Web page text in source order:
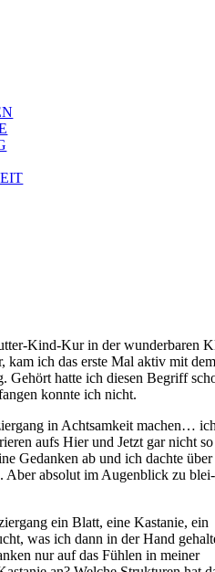
Kind-Kur in der wun­der­ba­ren
kam ich das ers­te Mal aktiv mit
Gehört hat­te ich die­sen Begriff
konn­te ich nicht.
in Acht­sam­keit machen…
aufs Hier und Jetzt gar nicht so
Gedan­ken ab und ich dach­te über
Aber abso­lut im Augen­blick zu blei­
ein Blatt, eine Kas­ta­nie, ein
was ich dann in der Hand
nur auf das Füh­len in mei­ner